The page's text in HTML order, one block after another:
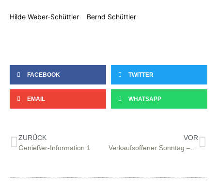
Hilde Weber-Schüttler Bernd Schüttler
FACEBOOK TWITTER
EMAIL WHATSAPP
ZURÜCK
Genießer-Information 1
VOR
Verkaufsoffener Sonntag – geänderte Öffnungszeiten